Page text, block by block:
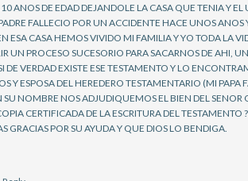
ANOS DE EDAD DEJANDOLE LA CASA QUE TENIA Y EL
FALLECIO POR UN ACCIDENTE HACE UNOS
ESA CASA HEMOS VIVIDO MI FAMILIA Y YO TODA LA
UN PROCESO SUCESORIO PARA SACARNOS DE AHI,
DE VERDAD EXISTE ESE TESTAMENTO Y LO
Y ESPOSA DEL HEREDERO TESTAMENTARIO (MI PAPA
SU NOMBRE NOS ADJUDIQUEMOS EL BIEN DEL SENOR
CERTIFICADA DE LA ESCRITURA DEL
GRACIAS POR SU AYUDA Y QUE DIOS LO BENDIGA.